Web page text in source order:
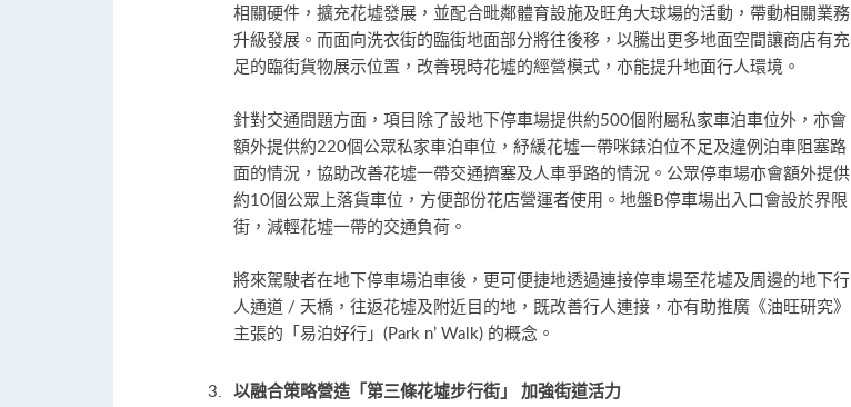
相關硬件，擴充花墟發展，並配合毗鄰體育設施及旺角大球場的活動，帶動相關業務
升級發展。而面向洗衣街的臨街地面部分將往後移，以騰出更多地面空間讓商店有充
足的臨街貨物展示位置，改善現時花墟的經營模式，亦能提升地面行人環境。
針對交通問題方面，項目除了設地下停車場提供約500個附屬私家車泊車位外，亦會
額外提供約220個公眾私家車泊車位，紓緩花墟一帶咪錶泊位不足及違例泊車阻塞路
面的情況，協助改善花墟一帶交通擠塞及人車爭路的情況。公眾停車場亦會額外提供
約10個公眾上落貨車位，方便部份花店營運者使用。地盤B停車場出入口會設於界限
街，減輕花墟一帶的交通負荷。
將來駕駛者在地下停車場泊車後，更可便捷地透過連接停車場至花墟及周邊的地下行
人通道 / 天橋，往返花墟及附近目的地，既改善行人連接，亦有助推廣《油旺研究》
主張的「易泊好行」(Park n’ Walk) 的概念。
以融合策略營造「第三條花墟步行街」 加強街道活力